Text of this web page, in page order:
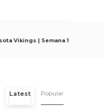
Vikings | Semana 1
Latest Popular